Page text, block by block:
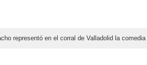
representó en el corral de Valladolid la comedia